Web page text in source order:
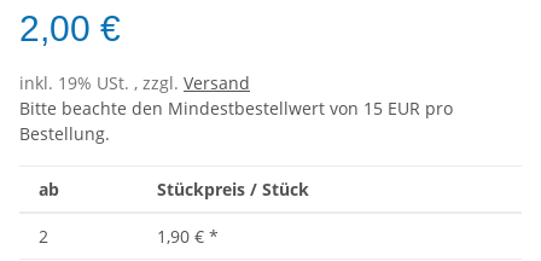
2,00 €
inkl. 19% USt. , zzgl. Versand
Bitte beachte den Mindestbestellwert von 15 EUR pro
Bestellung.
ab Stückpreis / Stück
2 1,90 € *